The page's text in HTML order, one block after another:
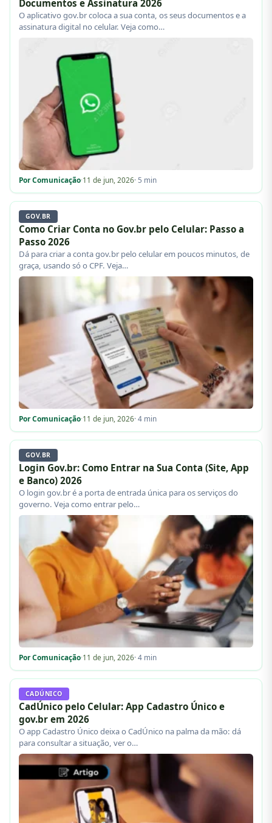
Documentos e Assinatura 2026
O aplicativo gov.br coloca a sua conta, os seus documentos e a
assinatura digital no celular. Veja como…
Por Comunicação·11 de jun, 2026· 5 min
GOV.BR
Como Criar Conta no Gov.br pelo Celular: Passo a
Passo 2026
Dá para criar a conta gov.br pelo celular em poucos minutos, de
graça, usando só o CPF. Veja…
Por Comunicação·11 de jun, 2026· 4 min
GOV.BR
Login Gov.br: Como Entrar na Sua Conta (Site, App
e Banco) 2026
O login gov.br é a porta de entrada única para os serviços do
governo. Veja como entrar pelo…
Por Comunicação·11 de jun, 2026· 4 min
CADÚNICO
CadÚnico pelo Celular: App Cadastro Único e
gov.br em 2026
O app Cadastro Único deixa o CadÚnico na palma da mão: dá
para consultar a situação, ver o…